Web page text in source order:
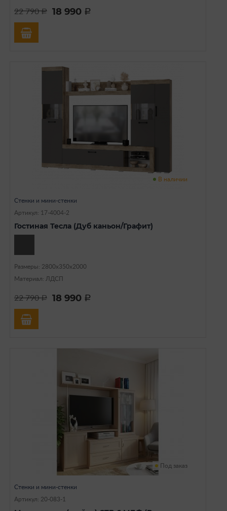
22 790a 18 990 a
В наличии
Стенки и мини-стенки
Артикул: 17-4004-2
Гостиная Тесла (Дуб каньон/Графит)
Размеры: 2800х350х2000
Материал: ЛДСП
22 790a 18 990 a
Под заказ
Стенки и мини-стенки
Артикул: 20-083-1